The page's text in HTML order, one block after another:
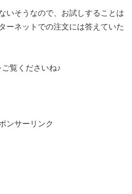
いそうなので、お試しすることは
ーネットでの注文には答えていた
ご覧くださいね♪
ンサーリンク